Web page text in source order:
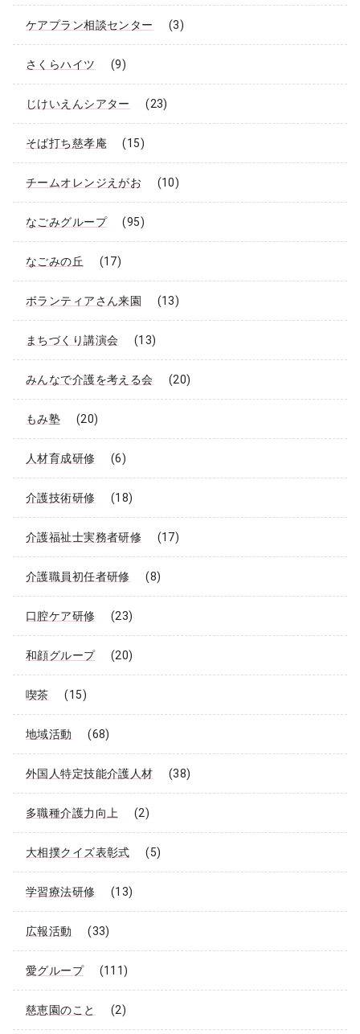
ケアプラン相談センター (3)
さくらハイツ (9)
じけいえんシアター (23)
そば打ち慈孝庵 (15)
チームオレンジえがお (10)
なごみグループ (95)
なごみの丘 (17)
ボランティアさん来園 (13)
まちづくり講演会 (13)
みんなで介護を考える会 (20)
もみ塾 (20)
人材育成研修 (6)
介護技術研修 (18)
介護福祉士実務者研修 (17)
介護職員初任者研修 (8)
口腔ケア研修 (23)
和顔グループ (20)
喫茶 (15)
地域活動 (68)
外国人特定技能介護人材 (38)
多職種介護力向上 (2)
大相撲クイズ表彰式 (5)
学習療法研修 (13)
広報活動 (33)
愛グループ (111)
慈恵園のこと (2)